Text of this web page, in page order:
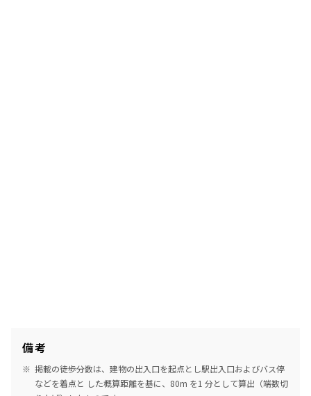
備考
掲載の徒歩分数は、建物の出入口を起点とし駅出入口およびバス停
などを着点と した概算距離を基に、80m を1 分として算出（端数切